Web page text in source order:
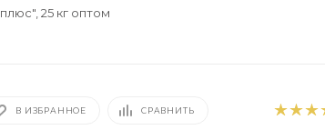
25 кг оптом
В ИЗБРАННОЕ СРАВНИТЬ